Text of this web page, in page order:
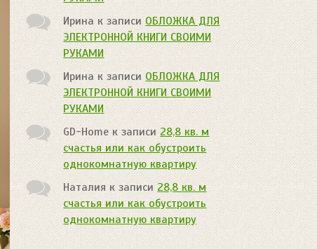
Ирина к записиОБЛОЖКА ДЛЯ
ЭЛЕКТРОННОЙ КНИГИ СВОИМИ
РУКАМИ
Иринак записи ОБЛОЖКА ДЛЯ
ЭЛЕКТРОННОЙ КНИГИ СВОИМИ
РУКАМИ
GD-Homeк записи28,8 кв. м
счастья или как обустроить
однокомнатную квартиру
Наталияк записи28,8 кв. м
счастья или как обустроить
однокомнатную квартиру